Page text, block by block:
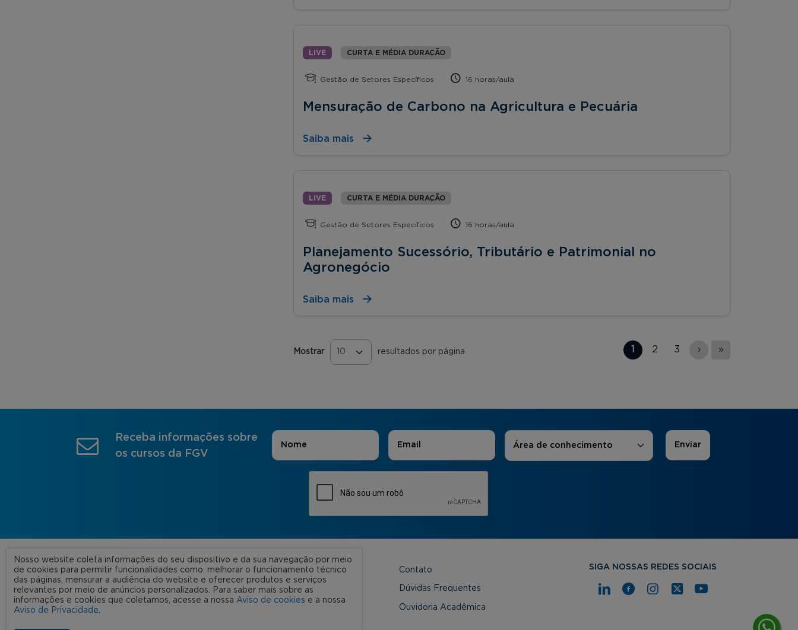
LIVE CURTA E MÉDIA DURAÇÃO
Gestão de Setores Específicos 16 horas/aula
Mensuração de Carbono na Agricultura e Pecuária
Saiba mais
LIVE CURTA E MÉDIA DURAÇÃO
Gestão de Setores Específicos 16 horas/aula
Planejamento Sucessório, Tributário e Patrimonial no
Agronegócio
Saiba mais
Mostrar resultados por página
Páginas
1 2 3 › »
Receba informações sobre
os cursos da FGV
Nome E-mail Áreas de Interesse
Área de conhecimento
FGV 2023 © Todos os direitos
reservados
A FGV Contato
Nossas Unidades Dúvidas Frequentes
Ouvidoria Acadêmica
SIGA NOSSAS REDES SOCIAIS
Nosso website coleta informações do seu dispositivo e da sua navegação por meio
de cookies para permitir funcionalidades como: melhorar o funcionamento técnico
das páginas, mensurar a audiência do website e oferecer produtos e serviços
relevantes por meio de anúncios personalizados. Para saber mais sobre as
informações e cookies que coletamos, acesse a nossa Aviso de cookies e a nossa
Aviso de Privacidade.